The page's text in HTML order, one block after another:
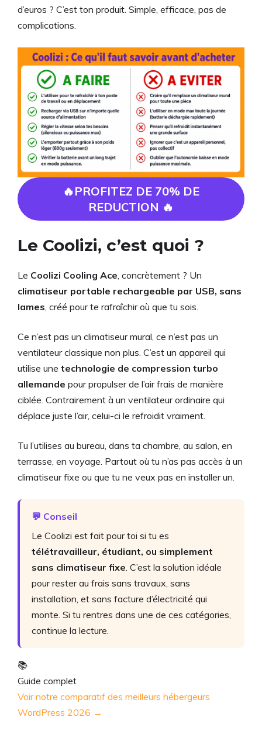
d’euros ? C’est ton produit. Simple, efficace, pas de
complications.
🔥PROFITEZ DE 70% DE
REDUCTION 🔥
Le Coolizi, c’est quoi ?
Le Coolizi Cooling Ace , concrètement ? Un
climatiseur portable rechargeable par USB, sans
lames , créé pour te rafraîchir où que tu sois.
Ce n’est pas un climatiseur mural, ce n’est pas un
ventilateur classique non plus. C’est un appareil qui
utilise une technologie de compression turbo
allemande pour propulser de l’air frais de manière
ciblée. Contrairement à un ventilateur ordinaire qui
déplace juste l’air, celui-ci le refroidit vraiment.
Tu l’utilises au bureau, dans ta chambre, au salon, en
terrasse, en voyage. Partout où tu n’as pas accès à un
climatiseur fixe ou que tu ne veux pas en installer un.
💬 Conseil
Le Coolizi est fait pour toi si tu es
télétravailleur, étudiant, ou simplement
sans climatiseur fixe . C’est la solution idéale
pour rester au frais sans travaux, sans
installation, et sans facture d’électricité qui
monte. Si tu rentres dans une de ces catégories,
continue la lecture.
📚
Guide complet
Voir notre comparatif des meilleurs hébergeurs
WordPress 2026 →